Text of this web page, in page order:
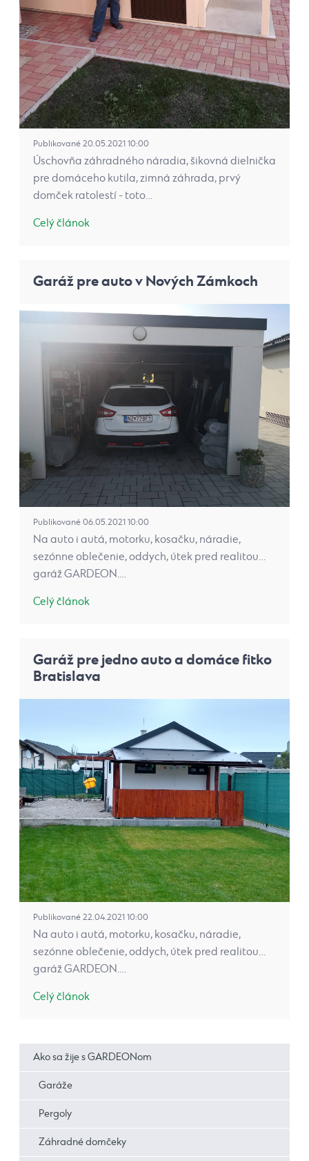
Publikované 20.05.2021 10:00
Úschovňa záhradného náradia, šikovná dielnička
pre domáceho kutila, zimná záhrada, prvý
domček ratolestí - toto…
Celý článok
Garáž pre auto v Nových Zámkoch
Publikované 06.05.2021 10:00
Na auto i autá, motorku, kosačku, náradie,
sezónne oblečenie, oddych, útek pred realitou…
garáž GARDEON.…
Celý článok
Garáž pre jedno auto a domáce fitko
Bratislava
Publikované 22.04.2021 10:00
Na auto i autá, motorku, kosačku, náradie,
sezónne oblečenie, oddych, útek pred realitou…
garáž GARDEON.…
Celý článok
Ako sa žije s GARDEONom
Garáže
Pergoly
Záhradné domčeky